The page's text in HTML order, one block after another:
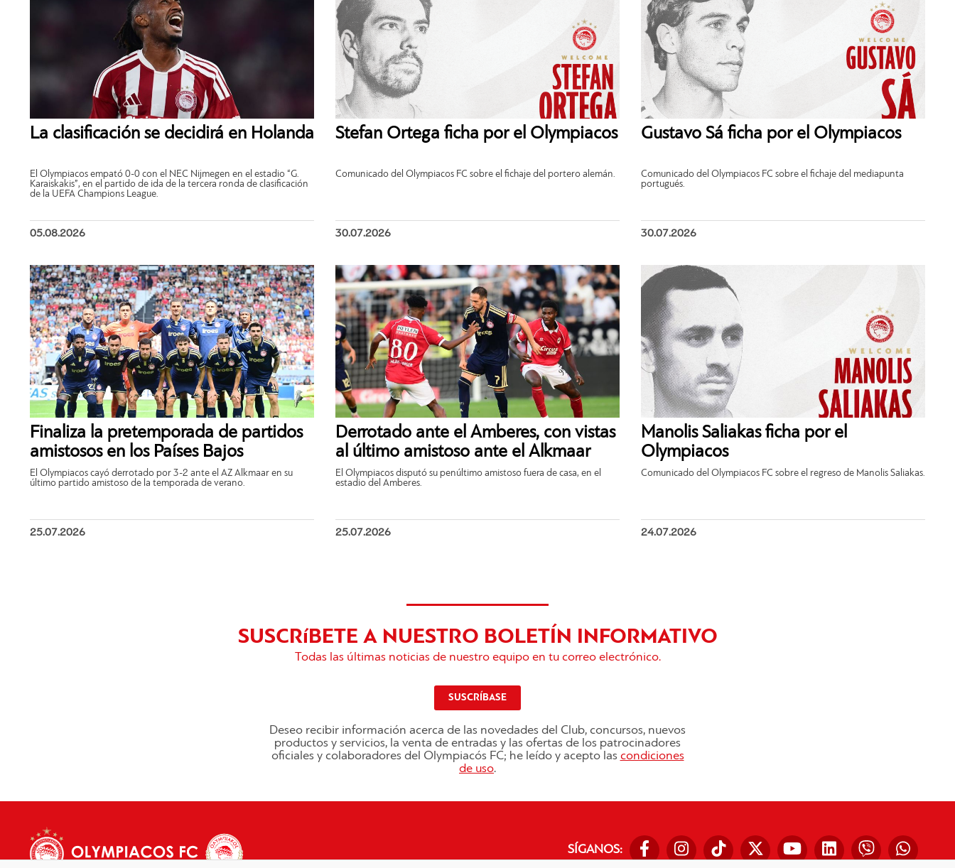
La clasificación se decidirá en Holanda
El Olympiacos empató 0-0 con el NEC Nijmegen en el estadio “G.
Karaiskakis”, en el partido de ida de la tercera ronda de clasificación
de la UEFA Champions League.
05.08.2026
Stefan Ortega ficha por el Olympiacos
Comunicado del Olympiacos FC sobre el fichaje del portero alemán.
30.07.2026
Gustavo Sá ficha por el Olympiacos
Comunicado del Olympiacos FC sobre el fichaje del mediapunta
portugués.
30.07.2026
Finaliza la pretemporada de partidos
amistosos en los Países Bajos
El Olympiacos cayó derrotado por 3-2 ante el AZ Alkmaar en su
último partido amistoso de la temporada de verano.
25.07.2026
Derrotado ante el Amberes, con vistas
al último amistoso ante el Alkmaar
El Olympiacos disputó su penúltimo amistoso fuera de casa, en el
estadio del Amberes.
25.07.2026
Manolis Saliakas ficha por el
Olympiacos
Comunicado del Olympiacos FC sobre el regreso de Manolis Saliakas.
24.07.2026
SUSCRíBETE A NUESTRO BOLETÍN INFORMATIVO
Todas las últimas noticias de nuestro equipo en tu correo electrónico.
SUSCRÍBASE
Deseo recibir información acerca de las novedades del Club, concursos, nuevos
productos y servicios, la venta de entradas y las ofertas de los patrocinadores
oficiales y colaboradores del Olympiacós FC; he leído y acepto las condiciones
de uso.
SÍGANOS: